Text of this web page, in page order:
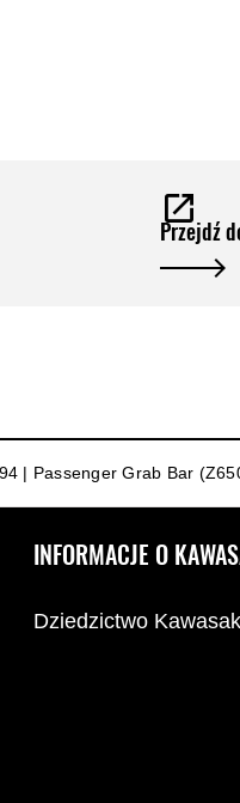
Przejdź
| Passenger Grab Bar
INFORMACJE O
Dziedzictwo